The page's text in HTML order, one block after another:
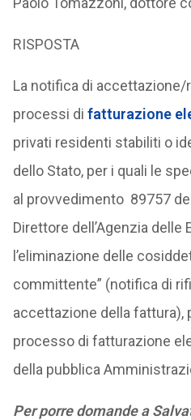
RISPOSTA
La notifica di accettazione/
processi di fatturazione
privati residenti stabiliti o
dello Stato, per i quali le
al provvedimento 89757
Direttore dell’Agenzia
l’eliminazione delle
committente” (notifica di
accettazione della fattura),
processo di fatturazione
della pubblica
Per porre domande a